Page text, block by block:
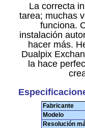
La correcta
tarea; muchas
funciona.
instalación
hacer más.
Dualpix
la hace
Fabricante
Modelo
Resolución